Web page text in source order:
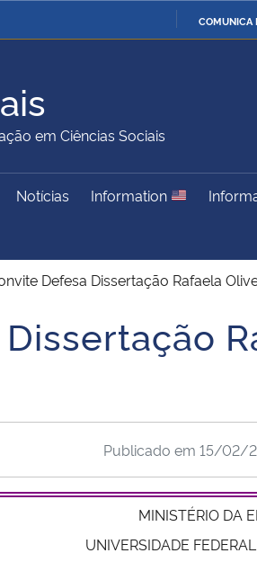
COMUNICA
e
Ministério da Defesa
em Ciências Sociais
Notícias Information
Defesa Dissertação Rafaela
Publicado em 15/02/
MINISTÉRIO DA
UNIVERSIDADE